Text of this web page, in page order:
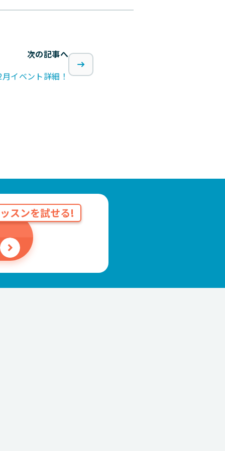
次の記事へ
月イベント詳細！
スンを試せる!